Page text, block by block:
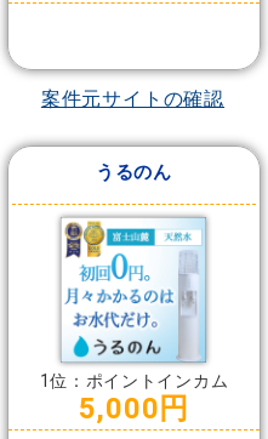
案件元サイトの確認
うるのん
1位：ポイントインカム
5,000円